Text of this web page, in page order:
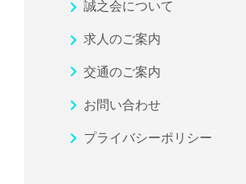
誠之会について
求人のご案内
交通のご案内
お問い合わせ
プライバシーポリシー